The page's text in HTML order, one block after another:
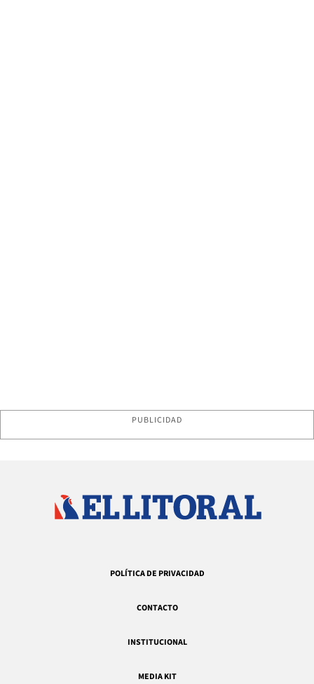
PUBLICIDAD
POLÍTICA DE PRIVACIDAD
CONTACTO
INSTITUCIONAL
MEDIA KIT